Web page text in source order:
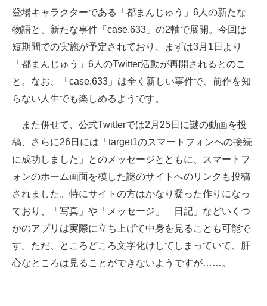
登場キャラクターである「都まんじゅう」6人の新たな
物語と、新たな事件「case.633」の2軸で展開。今回は
短期間での実施が予定されており、まずは3月1日より
「都まんじゅう」6人のTwitter活動が再開されるとのこ
と。なお、「case.633」は全く新しい事件で、前作を知
らない人生でも楽しめるようです。
また併せて、公式Twitterでは2月25日に謎の動画を投
稿、さらに26日には「target1のスマートフォンへの接続
に成功しました」とのメッセージとともに、スマートフ
ォンのホーム画面を模した謎のサイトへのリンクも投稿
されました。特にサイトの方はかなり凝った作りになっ
ており、「写真」や「メッセージ」「日記」などいくつ
かのアプリは実際に立ち上げて中身を見ることも可能で
す。ただ、ところどころ文字化けしてしまっていて、肝
心なところは見ることができないようですが……。